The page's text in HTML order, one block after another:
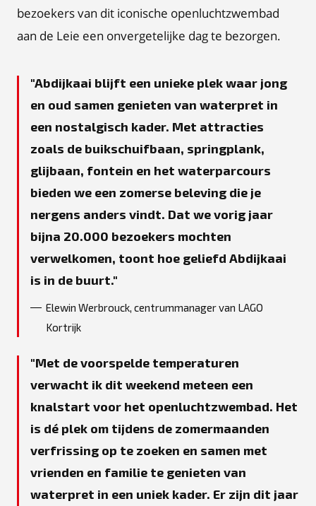
bezoekers van dit iconische openluchtzwembad
aan de Leie een onvergetelijke dag te bezorgen.
Abdijkaai blijft een unieke plek waar jong
en oud samen genieten van waterpret in
een nostalgisch kader. Met attracties
zoals de buikschuifbaan, springplank,
glijbaan, fontein en het waterparcours
bieden we een zomerse beleving die je
nergens anders vindt. Dat we vorig jaar
bijna 20.000 bezoekers mochten
verwelkomen, toont hoe geliefd Abdijkaai
is in de buurt.
Elewin Werbrouck, centrummanager van LAGO
Kortrijk
Met de voorspelde temperaturen
verwacht ik dit weekend meteen een
knalstart voor het openluchtzwembad. Het
is dé plek om tijdens de zomermaanden
verfrissing op te zoeken en samen met
vrienden en familie te genieten van
waterpret in een uniek kader. Er zijn dit jaar